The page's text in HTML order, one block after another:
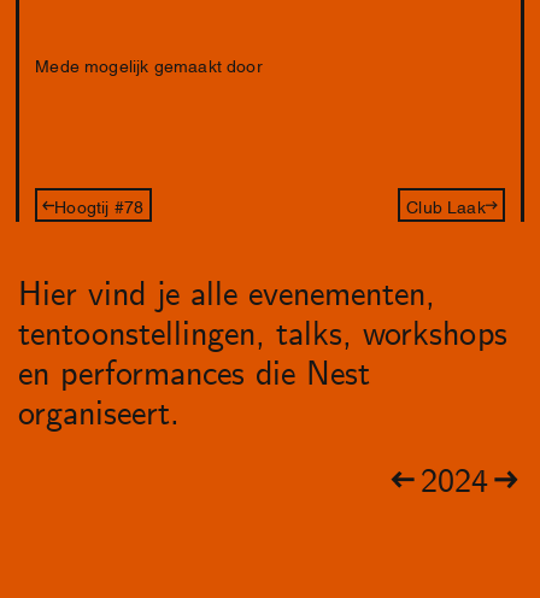
Mede mogelijk gemaakt door
Hoogtij #78 Club Laak
Hier vind je alle evenementen,
tentoonstellingen, talks, workshops
en performances die Nest
organiseert.
2024